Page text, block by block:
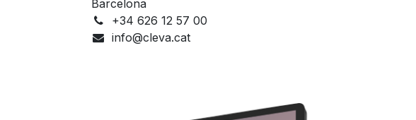
Barcelona
+34 626 12 57 00
info@cleva.cat